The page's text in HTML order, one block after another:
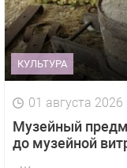
КУЛЬТУРА
01 августа 2026
Музейный
до музейной